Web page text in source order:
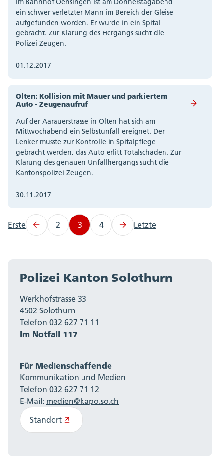
Im Bahnhof Oensingen ist am Donnerstagabend
ein schwer verletzter Mann im Bereich der Gleise
aufgefunden worden. Er wurde in ein Spital
gebracht. Zur Klärung des Hergangs sucht die
Polizei Zeugen.
01.12.2017
Olten: Kollision mit Mauer und parkiertem
Auto - Zeugenaufruf
Auf der Aarauerstrasse in Olten hat sich am
Mittwochabend ein Selbstunfall ereignet. Der
Lenker musste zur Kontrolle in Spitalpflege
gebracht werden, das Auto erlitt Totalschaden. Zur
Klärung des genauen Unfallhergangs sucht die
Kantonspolizei Zeugen.
30.11.2017
Erste 2 3 4 Letzte
Polizei Kanton Solothurn
Werkhofstrasse 33
4502 Solothurn
Telefon 032 627 71 11
Im Notfall 117
Für Medienschaffende
Kommunikation und Medien
Telefon 032 627 71 12
E-Mail: medien@kapo.so.ch
Standort